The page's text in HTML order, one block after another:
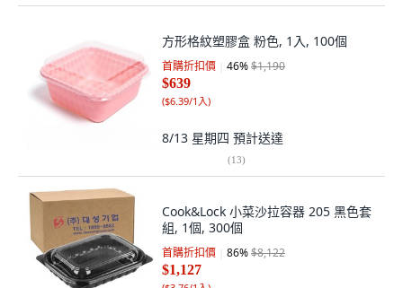
方形格紋塑膠盒 粉色, 1入, 100個
首購折扣價 46%$1,190
$639
($6.39/1入)
8/13 星期四 預計送達
(13)
Cook&Lock 小菜沙拉容器 205 黑色套
組, 1個, 300個
首購折扣價 86%$8,122
$1,127